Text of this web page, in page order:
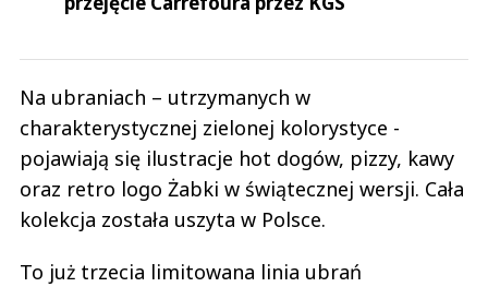
Na ubraniach – utrzymanych w
charakterystycznej zielonej kolorystyce -
pojawiają się ilustracje hot dogów, pizzy, kawy
oraz retro logo Żabki w świątecznej wersji. Cała
kolekcja została uszyta w Polsce.
To już trzecia limitowana linia ubrań